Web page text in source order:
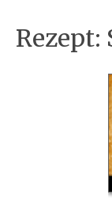
Rezept: